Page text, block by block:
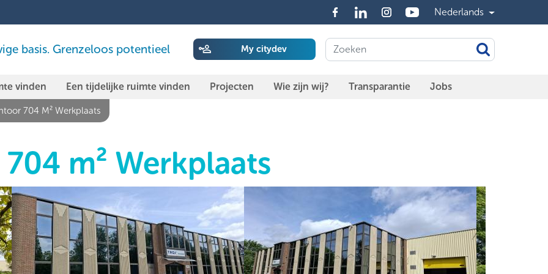
Nederlands
basis. Grenzeloos potentieel My citydev
vinden Een tijdelijke ruimte vinden Projecten Wie zijn wij? Transparantie Jobs
704 M² Werkplaats
m² Werkplaats